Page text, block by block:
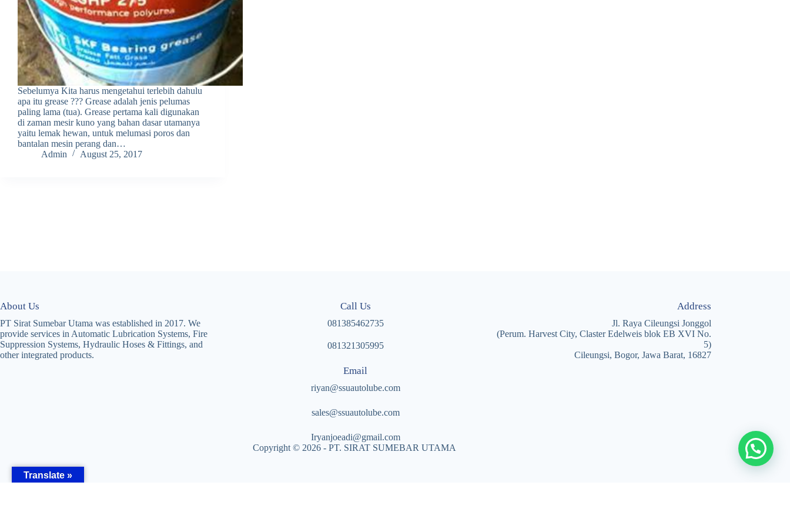
Sebelumya Kita harus mengetahui terlebih dahulu
apa itu grease ??? Grease adalah jenis pelumas
paling lama (tua). Grease pertama kali digunakan
di zaman mesir kuno yang bahan dasar utamanya
yaitu lemak hewan, untuk melumasi poros dan
bantalan mesin perang dan…
Admin
August 25, 2017
About Us
PT Sirat Sumebar Utama was established in 2017. We
provide services in Automatic Lubrication Systems, Fire
Suppression Systems, Hydraulic Hoses & Fittings, and
other integrated products.
Call Us
081385462735
081321305995
Email
riyan@ssuautolube.com
sales@ssuautolube.com
Iryanjoeadi@gmail.com
Address
Jl. Raya Cileungsi Jonggol
(Perum. Harvest City, Claster Edelweis blok EB XVI No.
5)
Cileungsi, Bogor, Jawa Barat, 16827
Copyright © 2026 - PT. SIRAT SUMEBAR UTAMA
Translate »